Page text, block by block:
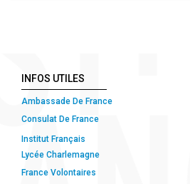
INFOS UTILES
Ambassade De France
Consulat De France
Institut Français
Lycée Charlemagne
France Volontaires